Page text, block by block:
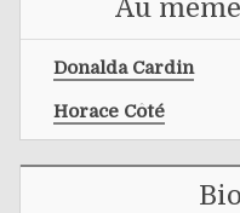
Au
Donalda Cardin
Horace Côté